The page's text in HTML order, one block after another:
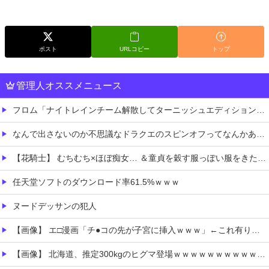
ポスト URLコピー トップ
管理人オススメニュース
フロム「ナイトレインチーム解散してターニッシュエディション完成させました」←これｗｗｗｗ
なんで出さないのか不思議なドラクエのスピンオフってなんかある？
【花騎士】 むちむち×ほぼ痴女… ＆童貞を穀す服っぽい服をきたホウオウボクへの反応！！！
任天堂ソフトのダウンロード率61.5%ｗｗｗ
ヌードデッサンの犯人
【画像】 エ□漫画「チ●コの先が子宮に挿入ｗｗｗ」←これ有り得るの？ｗｗ
【画像】 北海道、推定300kgのヒグマ登場ｗｗｗｗｗｗｗｗｗｗｗｗｗｗｗｗｗｗｗｗ